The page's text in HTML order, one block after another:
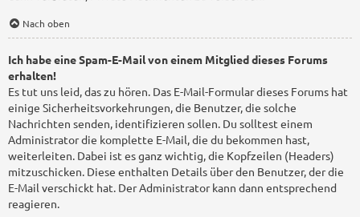
Nach oben
Ich habe eine Spam-E-Mail von einem Mitglied dieses Forums
erhalten!
Es tut uns leid, das zu hören. Das E-Mail-Formular dieses Forums hat
einige Sicherheitsvorkehrungen, die Benutzer, die solche
Nachrichten senden, identifizieren sollen. Du solltest einem
Administrator die komplette E-Mail, die du bekommen hast,
weiterleiten. Dabei ist es ganz wichtig, die Kopfzeilen (Headers)
mitzuschicken. Diese enthalten Details über den Benutzer, der die
E-Mail verschickt hat. Der Administrator kann dann entsprechend
reagieren.